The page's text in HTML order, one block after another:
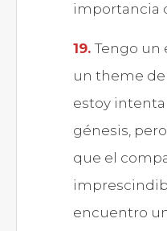
importancia
Tengo un
un theme
estoy
génesis,
que el
encuentro